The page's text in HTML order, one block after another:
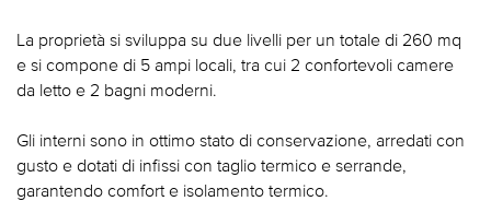
La proprietà si sviluppa su due livelli per un totale di 260 mq
e si compone di 5 ampi locali, tra cui 2 confortevoli camere
da letto e 2 bagni moderni.
Gli interni sono in ottimo stato di conservazione, arredati con
gusto e dotati di infissi con taglio termico e serrande,
garantendo comfort e isolamento termico.